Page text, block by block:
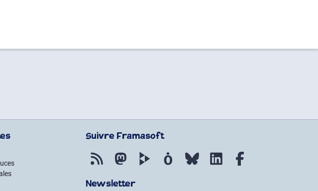
Suivre Framasoft
Flux RSS MastodonPeerTube Mobilizon Bluesky LinkedIn
Newsletter